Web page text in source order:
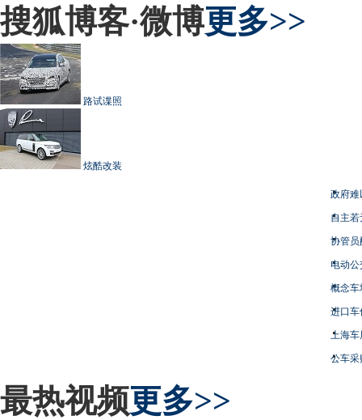
搜狐博客·微博更多>>
路试谍照
炫酷改装
政府难
自主
协管员
电动
概念车
进口车
上海
公车采
最热视频更多>>